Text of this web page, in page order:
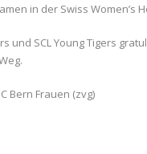
in der Swiss Women’s
und SCL Young Tigers
Bern Frauen (zvg)